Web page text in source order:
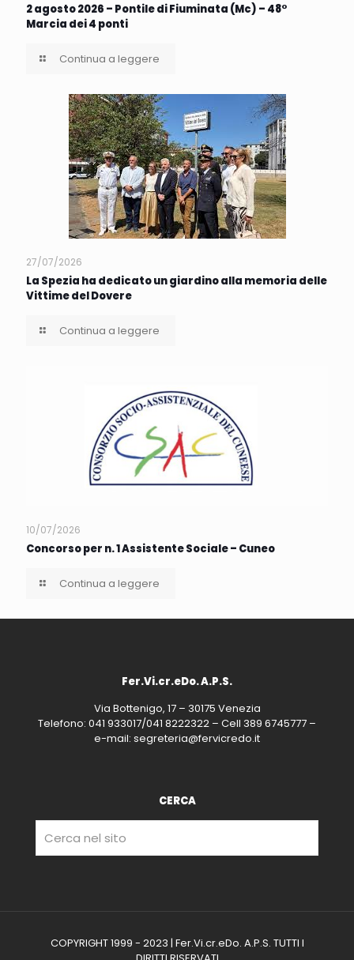
2 agosto 2026 – Pontile di Fiuminata (Mc) – 48°
Marcia dei 4 ponti
Continua a leggere
27/07/2026
La Spezia ha dedicato un giardino alla memoria delle
Vittime del Dovere
Continua a leggere
10/07/2026
Concorso per n. 1 Assistente Sociale – Cuneo
Continua a leggere
Fer.Vi.cr.eDo. A.P.S.
Via Bottenigo, 17 – 30175 Venezia
Telefono: 041 933017/041 8222322 – Cell 389 6745777 –
e-mail: segreteria@fervicredo.it
CERCA
COPYRIGHT 1999 - 2023 | Fer.Vi.cr.eDo. A.P.S. TUTTI I